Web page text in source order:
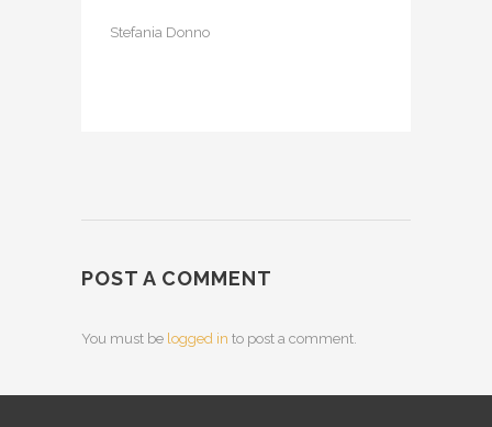
Stefania Donno
POST A COMMENT
You must be logged in to post a comment.